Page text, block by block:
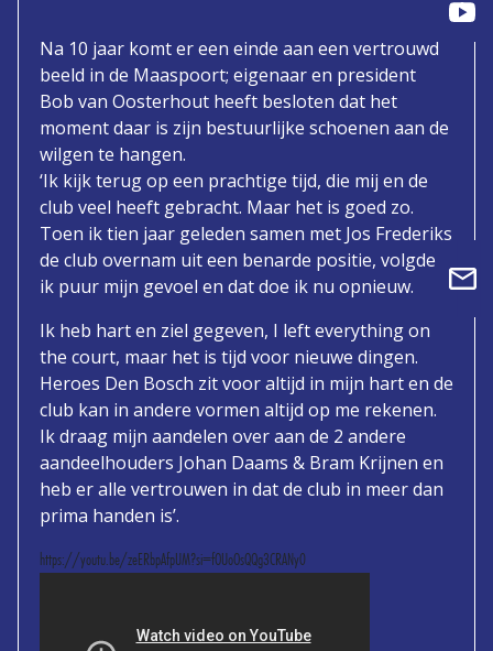
Na 10 jaar komt er een einde aan een vertrouwd
beeld in de Maaspoort; eigenaar en president
Bob van Oosterhout heeft besloten dat het
moment daar is zijn bestuurlijke schoenen aan de
wilgen te hangen.
‘Ik kijk terug op een prachtige tijd, die mij en de
club veel heeft gebracht. Maar het is goed zo.
Toen ik tien jaar geleden samen met Jos Frederiks
de club overnam uit een benarde positie, volgde
ik puur mijn gevoel en dat doe ik nu opnieuw.
Ik heb hart en ziel gegeven, I left everything on
the court, maar het is tijd voor nieuwe dingen.
Heroes Den Bosch zit voor altijd in mijn hart en de
club kan in andere vormen altijd op me rekenen.
Ik draag mijn aandelen over aan de 2 andere
aandeelhouders Johan Daams & Bram Krijnen en
heb er alle vertrouwen in dat de club in meer dan
prima handen is’.
https://youtu.be/zeERbpAfpUM?si=fOUoOsQQg3CRANy0